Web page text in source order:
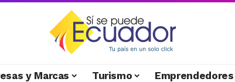
y Marcas Turismo Emprendedores